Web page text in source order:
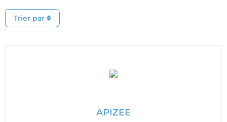
Trier par
APIZEE